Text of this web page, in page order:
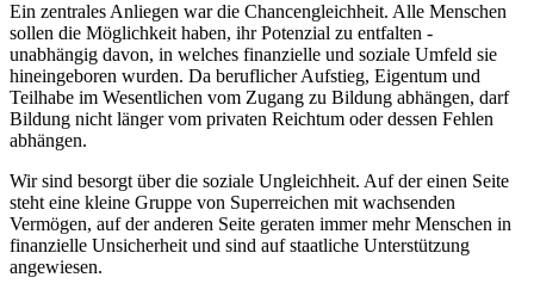
Ein zentrales Anliegen war die Chancengleichheit. Alle Menschen
sollen die Möglichkeit haben, ihr Potenzial zu entfalten -
unabhängig davon, in welches finanzielle und soziale Umfeld sie
hineingeboren wurden. Da beruflicher Aufstieg, Eigentum und
Teilhabe im Wesentlichen vom Zugang zu Bildung abhängen, darf
Bildung nicht länger vom privaten Reichtum oder dessen Fehlen
abhängen.
Wir sind besorgt über die soziale Ungleichheit. Auf der einen Seite
steht eine kleine Gruppe von Superreichen mit wachsenden
Vermögen, auf der anderen Seite geraten immer mehr Menschen in
finanzielle Unsicherheit und sind auf staatliche Unterstützung
angewiesen.